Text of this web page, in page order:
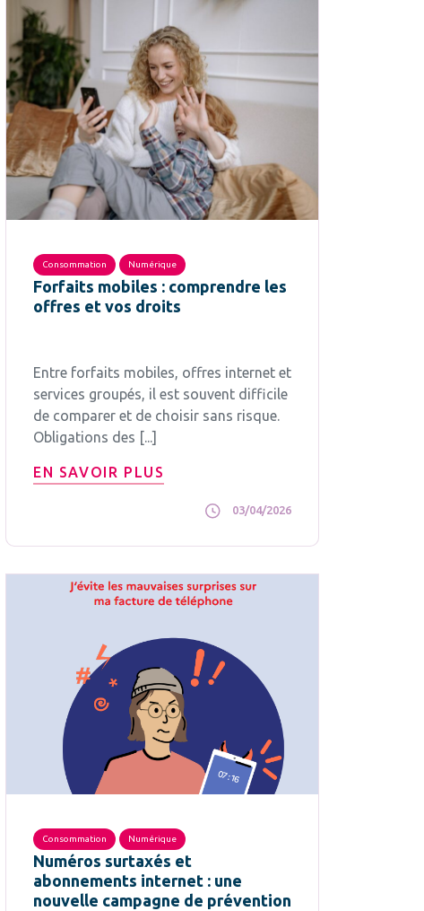
Consommation Numérique
Forfaits mobiles : comprendre les
offres et vos droits
Entre forfaits mobiles, offres internet et
services groupés, il est souvent difficile
de comparer et de choisir sans risque.
Obligations des [...]
EN SAVOIR PLUS
03/04/2026
Consommation Numérique
Numéros surtaxés et
abonnements internet : une
nouvelle campagne de prévention